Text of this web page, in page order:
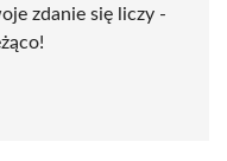
zdanie się liczy -